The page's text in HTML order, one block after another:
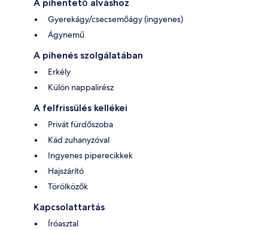
A pihentető alváshoz
Gyerekágy/csecsemőágy (ingyenes)
Ágynemű
A pihenés szolgálatában
Erkély
Külön nappalirész
A felfrissülés kellékei
Privát fürdőszoba
Kád zuhanyzóval
Ingyenes piperecikkek
Hajszárító
Törölközők
Kapcsolattartás
Íróasztal